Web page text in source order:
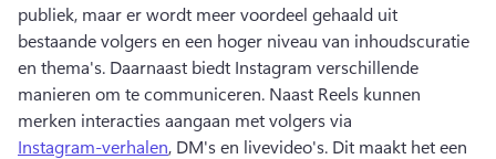
publiek, maar er wordt meer voordeel gehaald uit
bestaande volgers en een hoger niveau van inhoudscuratie
en thema's. Daarnaast biedt Instagram verschillende
manieren om te communiceren. Naast Reels kunnen
merken interacties aangaan met volgers via
Instagram-verhalen, DM's en livevideo's. Dit maakt het een